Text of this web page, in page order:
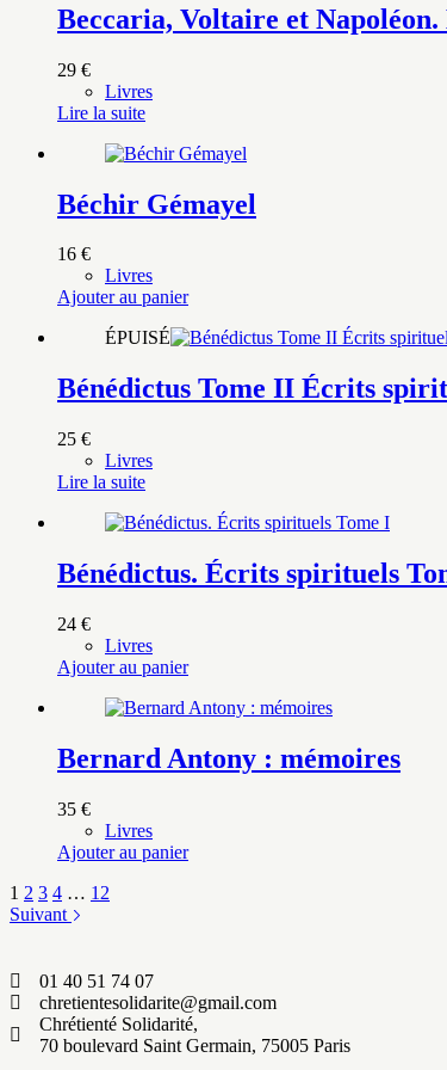
Beccaria, Voltaire et
29 €
Livres
Lire la suite
Béchir Gémayel
16 €
Livres
Ajouter au panier
ÉPUISÉ
Bénédictus Tome II Écrits
25 €
Livres
Lire la suite
Bénédictus. Écrits spirituels
24 €
Livres
Ajouter au panier
Bernard Antony : mémoires
35 €
Livres
Ajouter au panier
1 2 3 4 … 12
Suivant
01 40 51 74 07
chretientesolidarite@gmail.com
Chrétienté Solidarité,
70 boulevard Saint Germain, 75005 Paris